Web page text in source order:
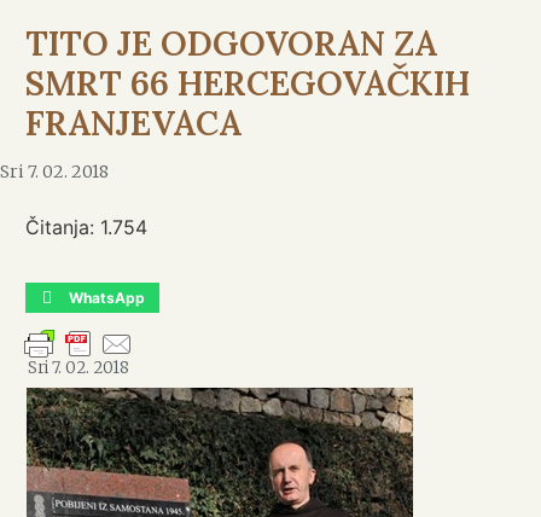
TITO JE ODGOVORAN ZA
SMRT 66 HERCEGOVAČKIH
FRANJEVACA
Sri 7. 02. 2018
Čitanja: 1.754
WhatsApp
Sri 7. 02. 2018